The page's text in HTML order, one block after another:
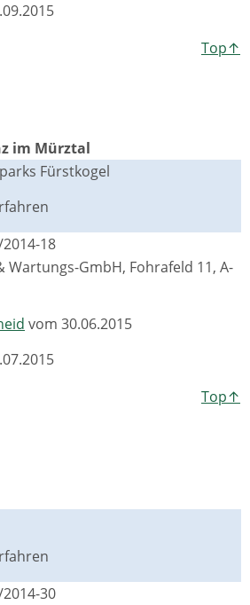
Top↑
im Mürztal
Fürstkogel
2014-18
Wartungs-GmbH, Fohrafeld 11, A-
vom 30.06.2015
Top↑
2014-30